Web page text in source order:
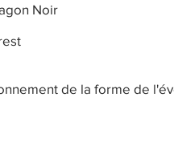
Noir
de la forme de